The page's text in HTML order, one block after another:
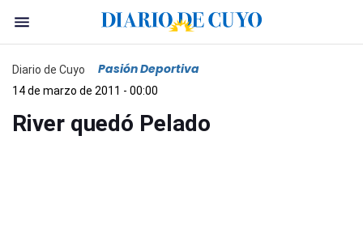
Diario de Cuyo Pasión Deportiva
14 de marzo de 2011 - 00:00
River quedó Pelado